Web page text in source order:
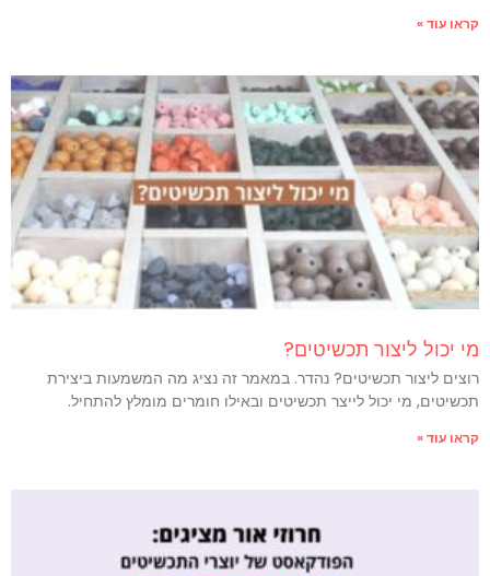
קראו עוד »
מי יכול ליצור תכשיטים?
רוצים ליצור תכשיטים? נהדר. במאמר זה נציג מה המשמעות ביצירת
תכשיטים, מי יכול לייצר תכשיטים ובאילו חומרים מומלץ להתחיל.
קראו עוד »